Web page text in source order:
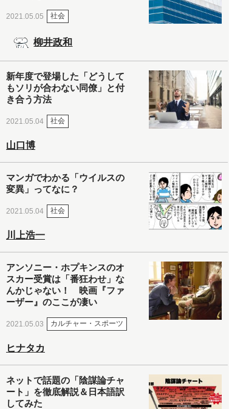
2021.05.05 社会
柳井政和
新年度で登場した「どうして
もソリが合わない同僚」と付
き合う方法
2021.05.04 社会
山口博
マンガでわかる「ウイルスの
変異」ってなに？
2021.05.04 社会
川上浩一
アンソニー・ホプキンスのオ
スカー受賞は「番狂わせ」な
んかじゃない！ 映画『ファ
ーザー』のここが凄い
2021.05.03 カルチャー・スポーツ
ヒナタカ
ネットで話題の「陰謀論チャ
ート」を徹底解説＆日本語訳
してみた